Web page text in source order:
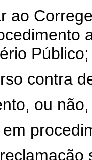
ao
Público;
contra
ou